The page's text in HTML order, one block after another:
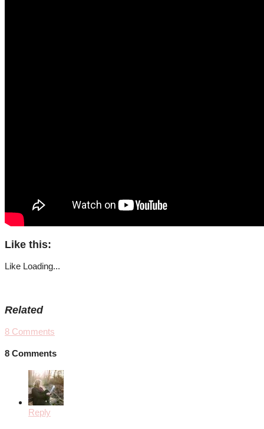
Like this:
Like Loading...
Related
8 Comments
8 Comments
Reply